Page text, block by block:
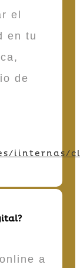
el
en tu
de
iinternas/
a